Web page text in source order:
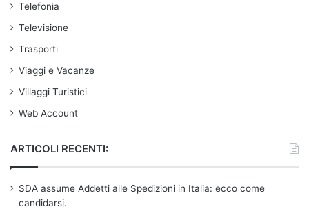
Telefonia
Televisione
Trasporti
Viaggi e Vacanze
Villaggi Turistici
Web Account
ARTICOLI RECENTI:
SDA assume Addetti alle Spedizioni in Italia: ecco come
candidarsi.